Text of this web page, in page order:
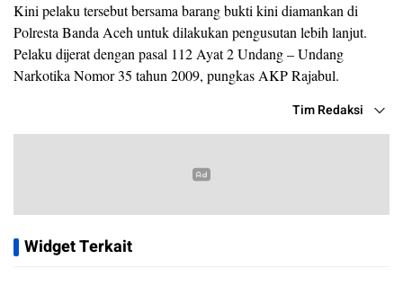
Kini pelaku tersebut bersama barang bukti kini diamankan di
Polresta Banda Aceh untuk dilakukan pengusutan lebih lanjut.
Pelaku dijerat dengan pasal 112 Ayat 2 Undang – Undang
Narkotika Nomor 35 tahun 2009, pungkas AKP Rajabul.
Tim Redaksi
Widget Terkait